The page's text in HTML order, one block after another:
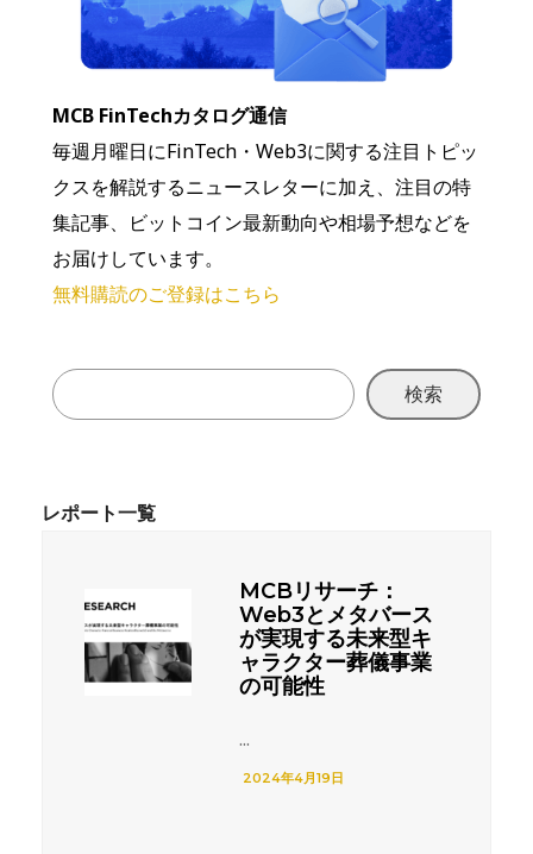
MCB FinTechカタログ通信
毎週月曜日にFinTech・Web3に関する注目トピッ
クスを解説するニュースレターに加え、注目の特
集記事、ビットコイン最新動向や相場予想などを
お届けしています。
無料購読のご登録はこちら
検索
MCBリサーチ：
Web3とメタバース
が実現する未来型キ
ャラクター葬儀事業
の可能性
...
2024年4月19日